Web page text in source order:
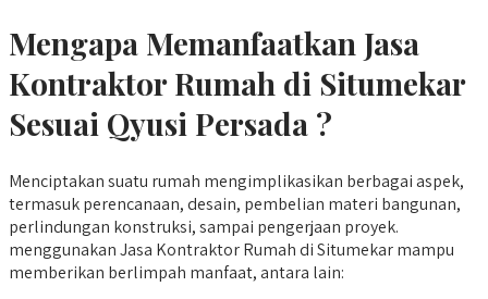
Mengapa Memanfaatkan Jasa
Kontraktor Rumah di Situmekar
Sesuai Qyusi Persada ?
Menciptakan suatu rumah mengimplikasikan berbagai aspek,
termasuk perencanaan, desain, pembelian materi bangunan,
perlindungan konstruksi, sampai pengerjaan proyek.
menggunakan Jasa Kontraktor Rumah di Situmekar mampu
memberikan berlimpah manfaat, antara lain: